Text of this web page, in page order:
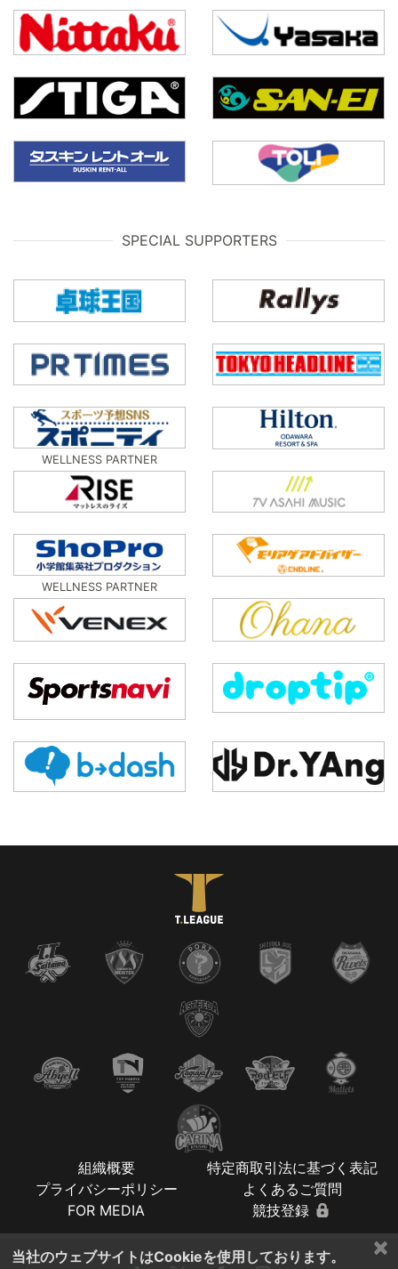
SPECIAL SUPPORTERS
WELLNESS PARTNER
WELLNESS PARTNER
組織概要
特定商取引法に基づく表記
プライバシーポリシー
よくあるご質問
FOR MEDIA
競技登録
×
当社のウェブサイトはCookieを使用しております。